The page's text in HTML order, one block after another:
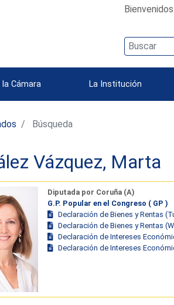
Cámara La Institución
Búsqueda
Vázquez, Marta
Diputada por Coruña (A)
G.P. Popular en el Congreso ( GP )
Declaración de Bienes y Rentas
Declaración de Bienes y Rentas
Declaración de Intereses
Declaración de Intereses